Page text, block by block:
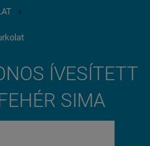
»
ÍVESÍTETT
SIMA